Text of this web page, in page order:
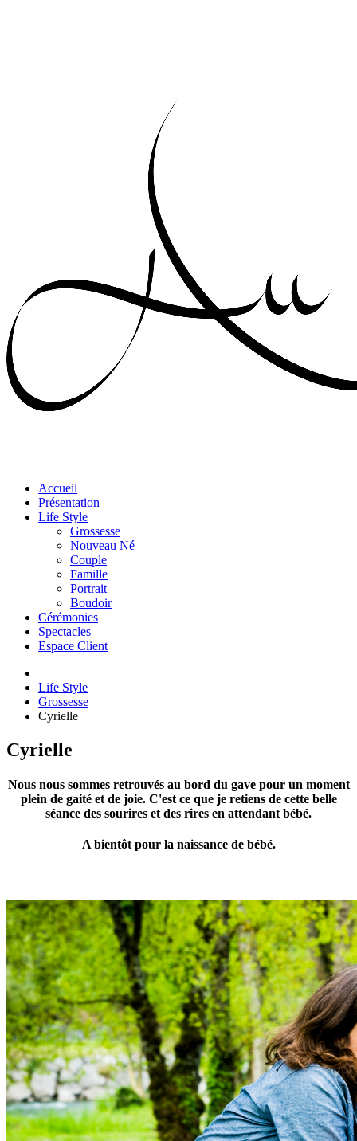
Accueil
Présentation
Life Style
Grossesse
Nouveau Né
Couple
Famille
Portrait
Boudoir
Cérémonies
Spectacles
Espace Client
Life Style
Grossesse
Cyrielle
Cyrielle
Nous nous sommes retrouvés au bord du gave pour un moment
plein de gaité et de joie. C'est ce que je retiens de cette belle
séance des sourires et des rires en attendant bébé.
A bientôt pour la naissance de bébé.